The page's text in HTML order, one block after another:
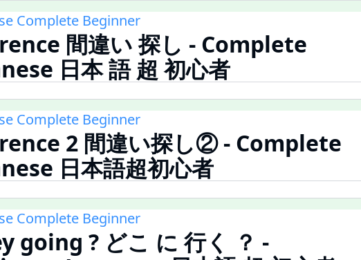
Complete Beginner
間違い 探し - Complete
日本 語 超 初心者
Complete Beginner
2 間違い探し② - Complete
日本語超初心者
Complete Beginner
going ? どこ に 行く ？ -